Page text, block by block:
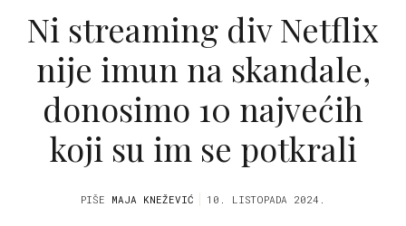
Ni streaming div Netflix
nije imun na skandale,
donosimo 10 najvećih
koji su im se potkrali
PIŠE MAJA KNEŽEVIĆ 10. LISTOPADA 2024.